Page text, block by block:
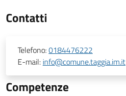
Contatti
Telefono:0184476222
E-mail: info@comune.taggia.im.it
Competenze